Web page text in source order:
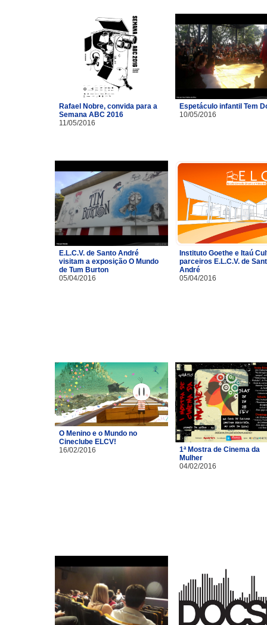
Rafael Nobre, convida para a
Semana ABC 2016
11/05/2016
Espetáculo infantil Tem
10/05/2016
E.L.C.V. de Santo André
visitam a exposição O Mundo
de Tum Burton
05/04/2016
Instituto Goethe e Itaú
parceiros E.L.C.V. de
André
05/04/2016
O Menino e o Mundo no
Cineclube ELCV!
16/02/2016
1ª Mostra de Cinema da
Mulher
04/02/2016